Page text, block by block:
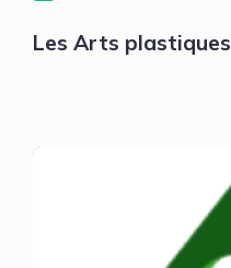
Les Arts plastiques